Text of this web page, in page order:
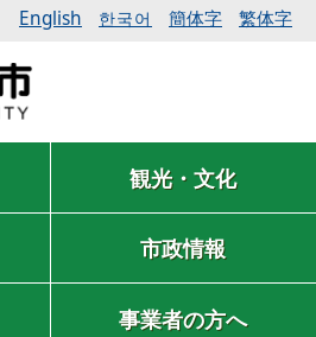
English 한국어 簡体字 繁体字
観光・文化
市政情報
事業者の方へ